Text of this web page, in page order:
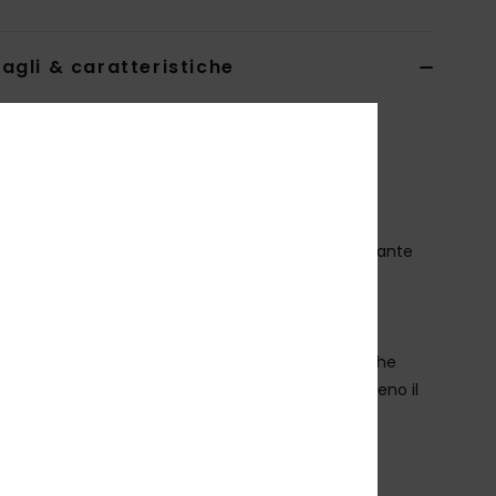
& caratteristiche
tecnologia Roxy DryFlight ultra traspirante
Aderente per indossarlo sotto le giacche
Realizzato con almeno il